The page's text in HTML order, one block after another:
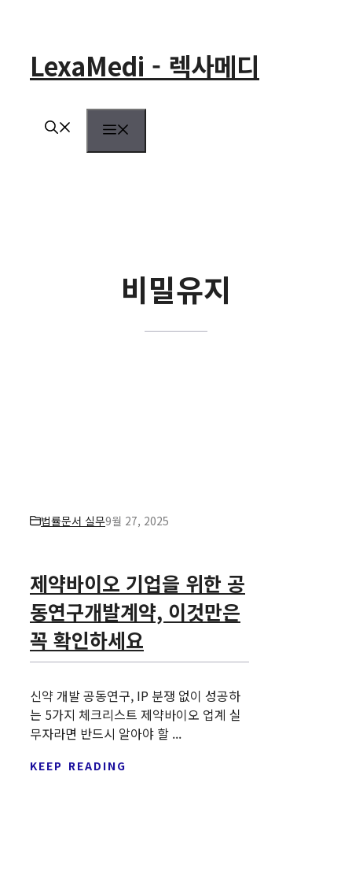
LexaMedi - 렉사메디
비밀유지
법률문서 실무9월 27, 2025
제약바이오 기업을 위한 공
동연구개발계약, 이것만은
꼭 확인하세요
신약 개발 공동연구, IP 분쟁 없이 성공하
는 5가지 체크리스트 제약바이오 업계 실
무자라면 반드시 알아야 할 ...
KEEP READING